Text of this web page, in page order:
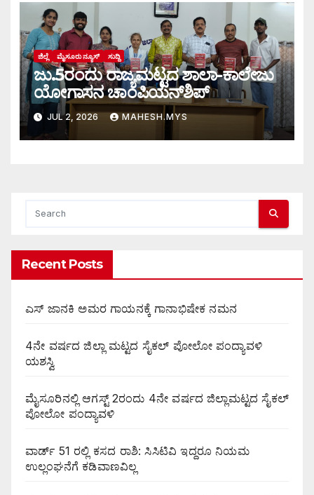
ಜಿಲ್ಲೆ ಮೈಸೂರು ನ್ಯೂಸ್ ಸುದ್ದಿ
ಜು.5ರಂದು ರಾಜ್ಯಮಟ್ಟದ ಶಾಲಾ-ಕಾಲೇಜು
ಯೋಗಾಸನ ಚಾಂಪಿಯನ್‌ಶಿಪ್
JUL 2, 2026 MAHESH.MYS
Recent Posts
ಎಸ್ ಜಾನಕಿ ಅಮರ ಗಾಯನಕ್ಕೆ ಗಾನಾಭಿಷೇಕ ನಮನ
4ನೇ ವರ್ಷದ ಜಿಲ್ಲಾ ಮಟ್ಟದ ಸೈಕಲ್ ಪೋಲೋ ಪಂದ್ಯಾವಳಿ
ಯಶಸ್ವಿ
ಮೈಸೂರಿನಲ್ಲಿ ಆಗಸ್ಟ್‌ 2ರಂದು 4ನೇ ವರ್ಷದ ಜಿಲ್ಲಾಮಟ್ಟದ ಸೈಕಲ್
ಪೋಲೋ ಪಂದ್ಯಾವಳಿ
ವಾರ್ಡ್ 51 ರಲ್ಲಿ ಕಸದ ರಾಶಿ: ಸಿಸಿಟಿವಿ ಇದ್ದರೂ ನಿಯಮ
ಉಲ್ಲಂಘನೆಗೆ ಕಡಿವಾಣವಿಲ್ಲ